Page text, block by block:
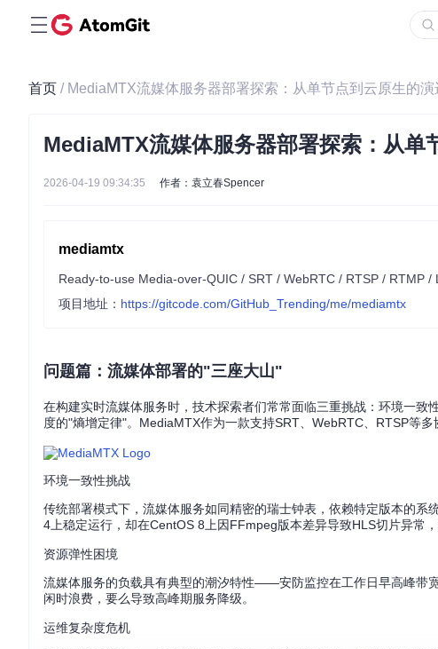
首页 / MediaMTX流媒体服务器部署探索：从单节点到云原生的演
MediaMTX流媒体服务器部署探索：从单
2026-04-19 09:34:35 作者：袁立春Spencer
mediamtx
项目地址： https://gitcode.com/GitHub_Trending/me/mediamtx
问题篇：流媒体部署的"三座大山"
在构建实时流媒体服务时，技术探索者们常常面临三重挑战：环境一
度的"熵增定律"。MediaMTX作为一款支持SRT、WebRTC、RTSP等
环境一致性挑战
传统部署模式下，流媒体服务如同精密的瑞士钟表，依赖特定版本的
4上稳定运行，却在CentOS 8上因FFmpeg版本差异导致HLS切片异常
资源弹性困境
流媒体服务的负载具有典型的潮汐特性——安防监控在工作日早高峰带
闲时浪费，要么导致高峰期服务降级。
运维复杂度危机